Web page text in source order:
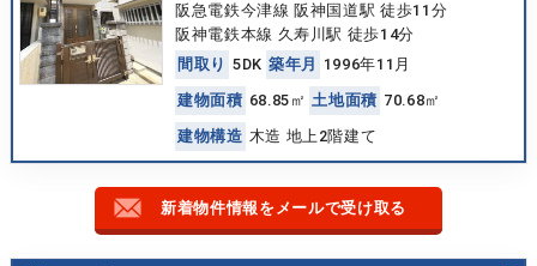
阪急電鉄今津線 阪神国道駅 徒歩11分
阪神電鉄本線 久寿川駅 徒歩14分
間 取 り 5DK 築年月
1996年11月
建物面積 68.85㎡ 土地面積 70.68㎡
建物構造 木造 地上2階建て
新着物件情報をメールで受け取る